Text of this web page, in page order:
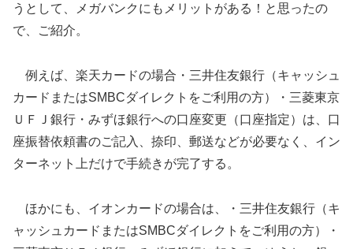
うとして、メガバンクにもメリットがある！と思ったの
で、ご紹介。
例えば、楽天カードの場合・三井住友銀行（キャッシュ
カードまたはSMBCダイレクトをご利用の方）・三菱東京
ＵＦＪ銀行・みずほ銀行への口座変更（口座指定）は、口
座振替依頼書のご記入、捺印、郵送などが必要なく、イン
ターネット上だけで手続きが完了する。
ほかにも、イオンカードの場合は、・三井住友銀行（キ
ャッシュカードまたはSMBCダイレクトをご利用の方）・